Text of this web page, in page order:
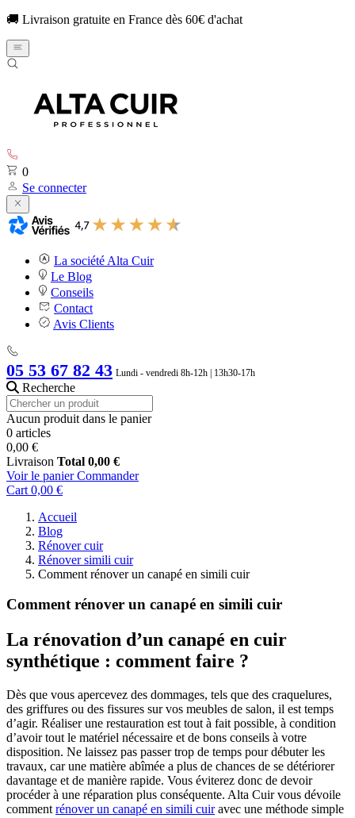
🚚 Livraison gratuite en France dès 60€ d'achat
0
Se connecter
La société Alta Cuir
Le Blog
Conseils
Contact
Avis Clients
05 53 67 82 43 Lundi - vendredi 8h-12h | 13h30-17h
Recherche
Aucun produit dans le panier
0 articles
0,00 €
Livraison Total 0,00 €
Voir le panier Commander
Cart 0,00 €
Accueil
Blog
Rénover cuir
Rénover simili cuir
Comment rénover un canapé en simili cuir
Comment rénover un canapé en simili cuir
La rénovation d’un canapé en cuir
synthétique : comment faire ?
Dès que vous apercevez des dommages, tels que des craquelures,
des griffures ou des fissures sur vos meubles de salon, il est temps
d’agir. Réaliser une restauration est tout à fait possible, à condition
d’avoir tout le matériel nécessaire et de bons conseils à votre
disposition. Ne laissez pas passer trop de temps pour débuter les
travaux, car une matière abîmée a plus de chances de se détériorer
davantage et de manière rapide. Vous éviterez donc de devoir
procéder à une réparation plus conséquente. Alta Cuir vous dévoile
comment rénover un canapé en simili cuiravec une méthode simple